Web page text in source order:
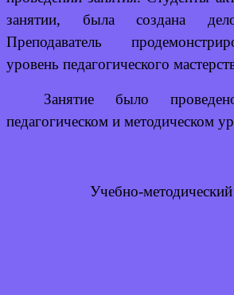
занятии, была создана
Преподаватель
уровень педагогического
Занятие было
педагогическом и методическом
Учебно-